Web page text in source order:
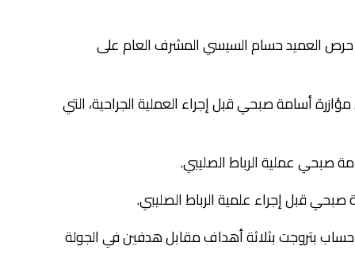
حرص العميد حسام السيسي المشرف العام على
أسامة صبحي قبل إجراء العملية الجراحية، التي
صبحي عملية الرباط الصليبي.
صبحي قبل إجراء علمية الرباط الصليبي.
حساب بتروجت بثلاثة أهداف مقابل هدفين في الجولة